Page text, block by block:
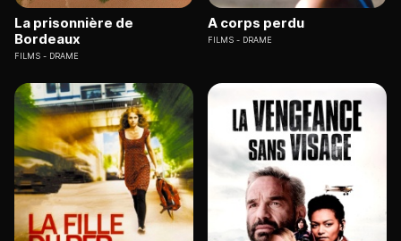
La prisonnière de
Bordeaux
FILMS DRAME
A corps perdu
FILMS DRAME